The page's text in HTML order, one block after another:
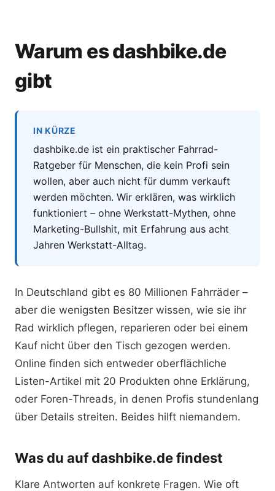
Warum es dashbike.de
gibt
IN KÜRZE
dashbike.de ist ein praktischer Fahrrad-
Ratgeber für Menschen, die kein Profi sein
wollen, aber auch nicht für dumm verkauft
werden möchten. Wir erklären, was wirklich
funktioniert – ohne Werkstatt-Mythen, ohne
Marketing-Bullshit, mit Erfahrung aus acht
Jahren Werkstatt-Alltag.
In Deutschland gibt es 80 Millionen Fahrräder –
aber die wenigsten Besitzer wissen, wie sie ihr
Rad wirklich pflegen, reparieren oder bei einem
Kauf nicht über den Tisch gezogen werden.
Online finden sich entweder oberflächliche
Listen-Artikel mit 20 Produkten ohne Erklärung,
oder Foren-Threads, in denen Profis stundenlang
über Details streiten. Beides hilft niemandem.
Was du auf dashbike.de findest
Klare Antworten auf konkrete Fragen. Wie oft